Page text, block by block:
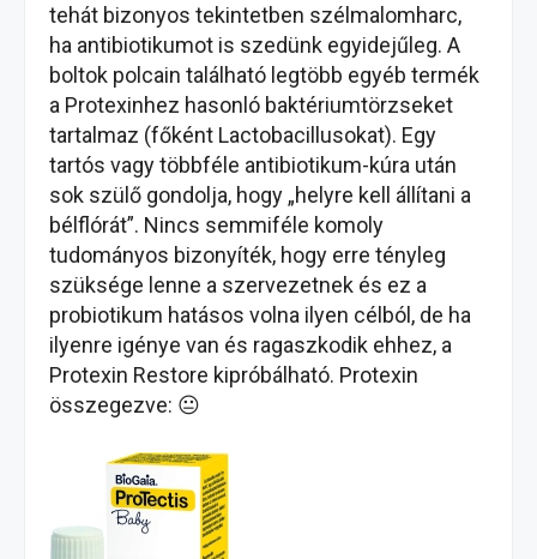
tehát bizonyos tekintetben szélmalomharc,
ha antibiotikumot is szedünk egyidejűleg. A
boltok polcain található legtöbb egyéb termék
a Protexinhez hasonló baktériumtörzseket
tartalmaz (főként Lactobacillusokat). Egy
tartós vagy többféle antibiotikum-kúra után
sok szülő gondolja, hogy „helyre kell állítani a
bélflórát”. Nincs semmiféle komoly
tudományos bizonyíték, hogy erre tényleg
szüksége lenne a szervezetnek és ez a
probiotikum hatásos volna ilyen célból, de ha
ilyenre igénye van és ragaszkodik ehhez, a
Protexin Restore kipróbálható. Protexin
összegezve: 😐